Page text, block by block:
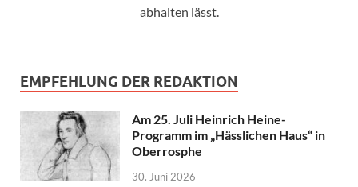
abhalten lässt.
EMPFEHLUNG DER REDAKTION
Am 25. Juli Heinrich Heine-
Programm im „Hässlichen Haus“ in
Oberrosphe
30. Juni 2026